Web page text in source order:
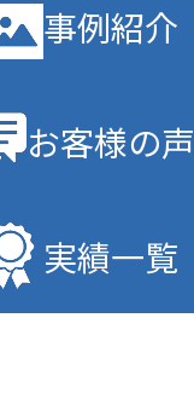
事例紹介
お客様の声
実績一覧